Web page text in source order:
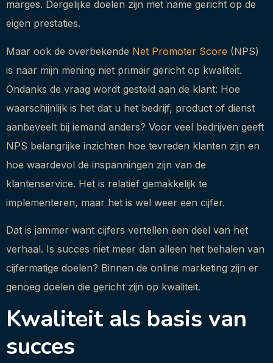
marges. Dergelijke doelen zijn met name gericht op de
eigen prestaties.
Maar ook de overbekende Net Promoter Score (NPS)
is naar mijn mening niet primair gericht op kwaliteit.
Ondanks de vraag wordt gesteld aan de klant: Hoe
waarschijnlijk is het dat u het bedrijf, product of dienst
aanbeveelt bij iemand anders? Voor veel bedrijven geeft
NPS belangrijke inzichten hoe tevreden klanten zijn en
hoe waardevol de inspanningen zijn van de
klantenservice. Het is relatief gemakkelijk te
implementeren, maar het is wel weer een cijfer.
Dat is jammer want cijfers vertellen een deel van het
verhaal. Is succes niet meer dan alleen het behalen van
cijfermatige doelen? Binnen de online marketing zijn er
genoeg doelen die gericht zijn op kwaliteit.
Kwaliteit als basis van
succes